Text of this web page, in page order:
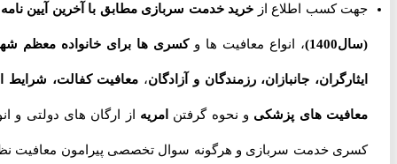
جهت کسب اطلاع ازخرید خدمت سربازی مطابق با آخرین آیین نامه ها
(سال1400) ، انواع معافیت ها و کسری ها برای خانواده معظم شهدا،
ایثارگران، جانبازان، رزمندگان و آزادگان،معافیت کفالت، شرایط اخذ
معافیت های پزشکیو نحوه گرفتن امریهاز ارگان های دولتی و انواع
کسری خدمت سربازی و هرگونه سوال تخصصی پیرامون معافیت نظام